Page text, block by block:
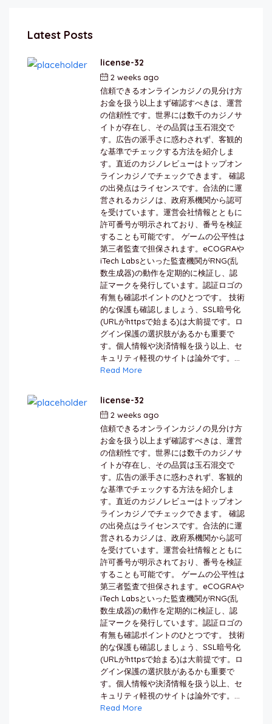
Latest Posts
license-32
2 weeks ago
信頼できるオンラインカジノの見分け方
お金を扱う以上まず確認すべきは、運営
の信頼性です。世界には数千のカジノサ
イトが存在し、その品質は玉石混交で
す。広告の派手さに惑わされず、客観的
な基準でチェックする方法を紹介しま
す。直近のカジノレビューはトップオン
ラインカジノでチェックできます。 確認
の出発点はライセンスです。合法的に運
営されるカジノは、政府系機関から認可
を受けています。運営会社情報とともに
許可番号が明示されており、番号を検証
することも可能です。 ゲームの公平性は
第三者監査で担保されます。eCOGRAや
iTech Labsといった監査機関がRNG(乱
数生成器)の動作を定期的に検証し、認
証マークを発行しています。認証ロゴの
有無も確認ポイントのひとつです。 技術
的な保護も確認しましょう、SSL暗号化
(URLがhttpsで始まる)は大前提です。ロ
グイン保護の選択肢があるかも重要で
す。個人情報や決済情報を扱う以上、セ
キュリティ軽視のサイトは論外です。...
Read More
license-32
2 weeks ago
信頼できるオンラインカジノの見分け方
お金を扱う以上まず確認すべきは、運営
の信頼性です。世界には数千のカジノサ
イトが存在し、その品質は玉石混交で
す。広告の派手さに惑わされず、客観的
な基準でチェックする方法を紹介しま
す。直近のカジノレビューはトップオン
ラインカジノでチェックできます。 確認
の出発点はライセンスです。合法的に運
営されるカジノは、政府系機関から認可
を受けています。運営会社情報とともに
許可番号が明示されており、番号を検証
することも可能です。 ゲームの公平性は
第三者監査で担保されます。eCOGRAや
iTech Labsといった監査機関がRNG(乱
数生成器)の動作を定期的に検証し、認
証マークを発行しています。認証ロゴの
有無も確認ポイントのひとつです。 技術
的な保護も確認しましょう、SSL暗号化
(URLがhttpsで始まる)は大前提です。ロ
グイン保護の選択肢があるかも重要で
す。個人情報や決済情報を扱う以上、セ
キュリティ軽視のサイトは論外です。...
Read More